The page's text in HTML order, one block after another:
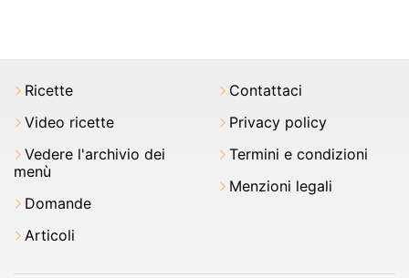
Ricette
Video ricette
Vedere l'archivio dei
menù
Domande
Articoli
Contattaci
Privacy policy
Termini e condizioni
Menzioni legali